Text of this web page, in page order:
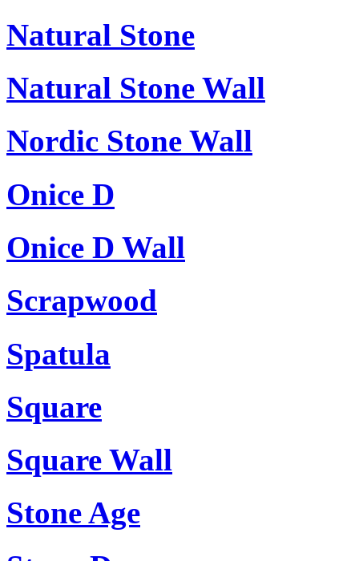
Natural Stone
Natural Stone Wall
Nordic Stone Wall
Onice D
Onice D Wall
Scrapwood
Spatula
Square
Square Wall
Stone Age